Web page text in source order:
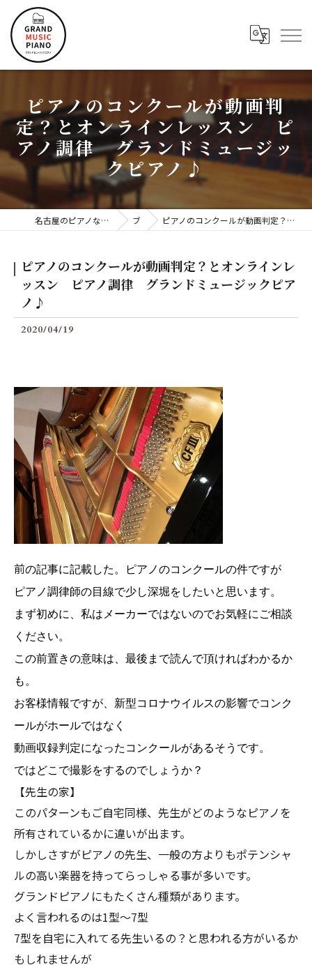
ピアノのコンクールが動画判
定？とオンラインレッスン ピ
アノ調律 グランドミュージッ
クピアノ♪
名古屋のピアノならグランドミュージックピアノ株式会社 ブログ ピアノのコンクールが動画判定？とオンラインレッスン ピアノ調律 グランドミュージックピアノ♪
ピアノのコンクールが動画判定？とオンラインレ
ッスン ピアノ調律 グランドミュージックピア
ノ♪
2020/04/19
前の記事に記載した。ピアノのコンクールの件ですが
ピアノ調律師の目線で少し深堀をしたいと思います。
まず初めに、私はメーカーではないのでお気軽にご相談
ください。
この前置きの意味は、最後まで読んで頂ければわかるか
も。
お客様情報ですが、新型コロナウイルスの影響でコンク
ールがホールではなく
動画収録判定になったコンクールがあるそうです。
ではどこで撮影をするのでしょうか？
【先生の家】
このパターンもご自宅同様、先生がどのようなピアノを
所有されているかに違いが出ます。
しかしさすがピアノの先生、一般の方よりもポテンシャ
ルの高い楽器を持ってらっしゃる事が多いです。
グランドピアノにもたくさん種類があります。
よく言われるのは1型～7型
7型を自宅に入れてる先生いるの？と思われる方がいるか
もしれませんが